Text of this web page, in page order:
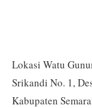
Lokasi Watu
Srikandi No. 1,
Kabupaten